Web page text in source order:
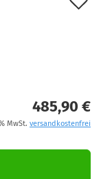
485,90 €
MwSt. versandkostenfrei